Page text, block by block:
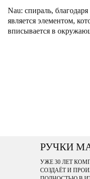
Nau: спираль,
является элементом,
вписывается в
РУЧКИ
УЖЕ 30 ЛЕТ
СОЗДАЁТ И